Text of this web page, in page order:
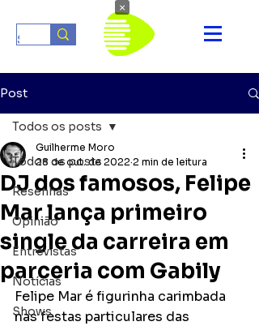
Post
Todos os posts
Resenhas
Opinião
Entrevistas
Notícias
Shows
Todos os posts
DJ dos famosos, Felipe
Mar lança primeiro
single da carreira em
parceria com Gabily
Guilherme Moro
28 de out. de 2022 2 min de leitura
Felipe Mar é figurinha carimbada
nas festas particulares das
×